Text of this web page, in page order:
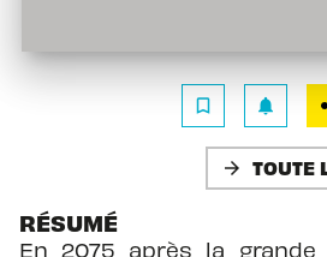
bookmark_border notifications
arrow_forward TOUTE
RÉSUMÉ
En 2075 après la